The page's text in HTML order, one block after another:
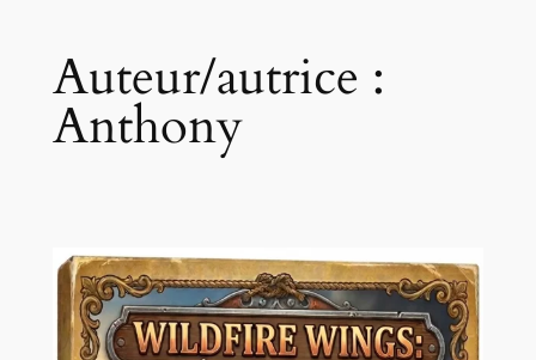
Auteur/autrice :
Anthony